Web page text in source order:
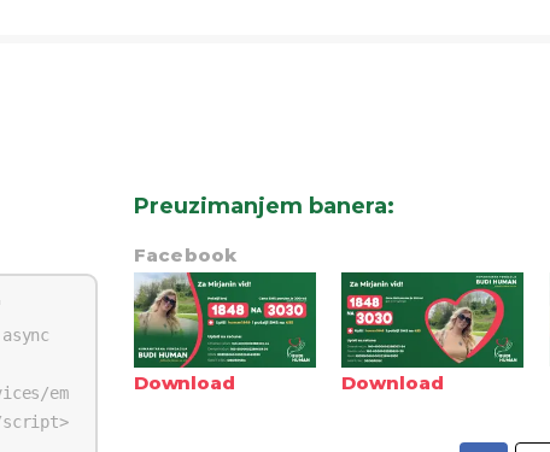
Preuzimanjem banera:
Facebook
Download Download